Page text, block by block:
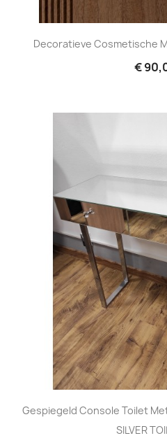
Decoratieve Cosmetische
€
Gespiegeld Console Toilet
SILVER